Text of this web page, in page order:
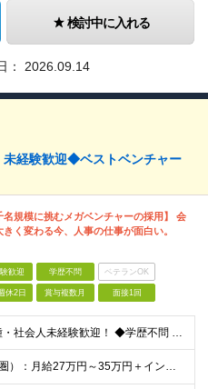
検討中に入れる
： 2026.09.14
未経験歓迎◆ベストベンチャー
名規模に挑むメガベンチャーの採用】 会
きく変わる今、人事の仕事が面白い。
歓迎 学歴不問 ベテランOK
休2日 賞与複数月 面接1回
◆職種・業種・社会人未経験歓迎！ ◆学歴不問 ◆34歳以下の方 ※若年層の長期キャリア形成のため ◎メンバーの99％が未経験入社 ◎人柄・ポテンシャル重視採用 ◎早期から活躍したい方大歓迎 経験や
■東京（首都圏）：月給27万円～35万円＋インセンティブ ■大阪：月給25万円～35万円＋インセンティブ ■その他地方：月給23万円～35万円＋インセンティブ ※上記の額には下記の固定残業代を含みま